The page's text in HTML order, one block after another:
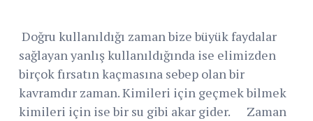
Doğru kullanıldığı zaman bize büyük faydalar
sağlayan yanlış kullanıldığında ise elimizden
birçok fırsatın kaçmasına sebep olan bir
kavramdır zaman. Kimileri için geçmek bilmek
kimileri için ise bir su gibi akar gider. Zaman